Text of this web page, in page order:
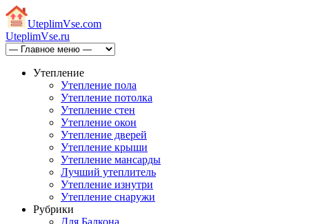
UteplimVse.com
UteplimVse.ru
Утепление
Утепление пола
Утепление потолка
Утепление стен
Утепление окон
Утепление дверей
Утепление крыши
Утепление мансарды
Лучший утеплитель
Утепление изнутри
Утепление снаружи
Рубрики
Для Балкона